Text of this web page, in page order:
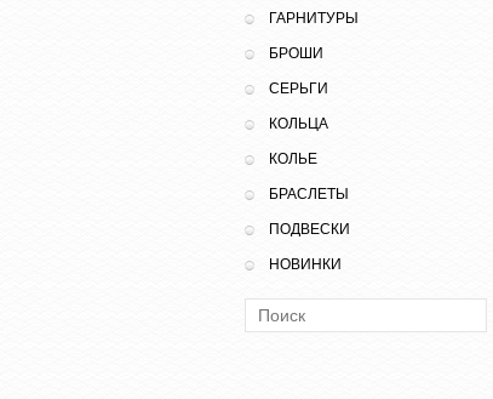
ГАРНИТУРЫ
БРОШИ
СЕРЬГИ
КОЛЬЦА
КОЛЬЕ
БРАСЛЕТЫ
ПОДВЕСКИ
НОВИНКИ
Поиск: